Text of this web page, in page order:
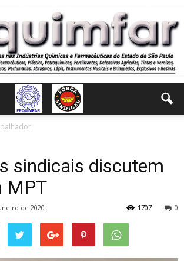
sindicais discutem
MPT
de 2020 0
1707